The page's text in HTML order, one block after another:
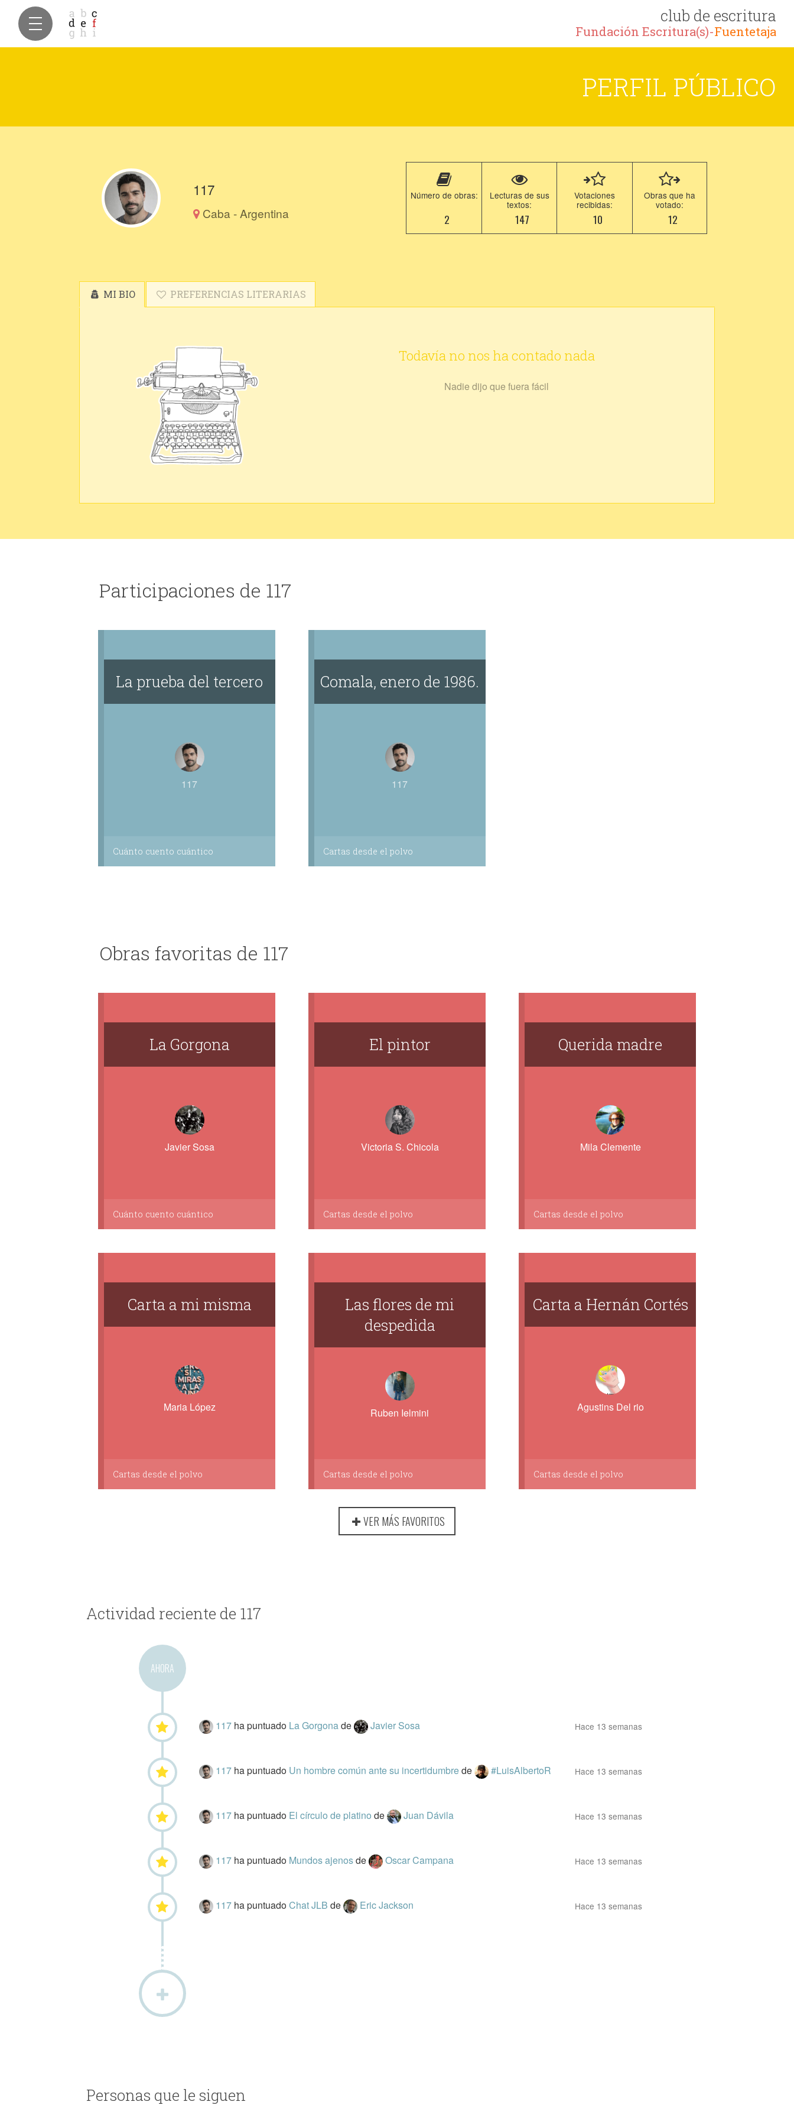
club de escritura
Fundación Escritura(s)-Fuentetaja
PERFIL PÚBLICO
117
Caba - Argentina
Número de obras:
2
Lecturas de sus
textos:
147
Votaciones
recibidas:
10
Obras que ha
votado:
12
MI BIO PREFERENCIAS LITERARIAS
Todavía no nos ha contado nada
Nadie dijo que fuera fácil
Participaciones de 117
La prueba del tercero
117
Cuánto cuento cuántico
Comala, enero de 1986.
117
Cartas desde el polvo
Obras favoritas de 117
La Gorgona
Javier Sosa
Cuánto cuento cuántico
El pintor
Victoria S. Chicola
Cartas desde el polvo
Querida madre
Mila Clemente
Cartas desde el polvo
Carta a mi misma
Maria López
Cartas desde el polvo
Las flores de mi
despedida
Ruben Ielmini
Cartas desde el polvo
Carta a Hernán Cortés
Agustins Del rio
Cartas desde el polvo
VER MÁS FAVORITOS
Actividad reciente de 117
AHORA
117 ha puntuado La Gorgonade Javier Sosa Hace 13 semanas
117 ha puntuado Un hombre común ante su incertidumbrede #LuisAlbertoR Hace 13 semanas
117 ha puntuado El círculo de platino de Juan Dávila Hace 13 semanas
117 ha puntuado Mundos ajenosde Oscar Campana Hace 13 semanas
117 ha puntuadoChat JLB de Eric Jackson Hace 13 semanas
Personas que le siguen